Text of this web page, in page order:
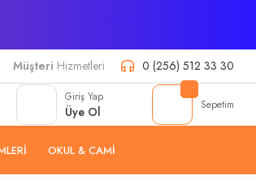
Müşteri Hizmetleri 0 (256) 512 33 30
Giriş Yap
Üye Ol Sepetim
OKUL & CAMI